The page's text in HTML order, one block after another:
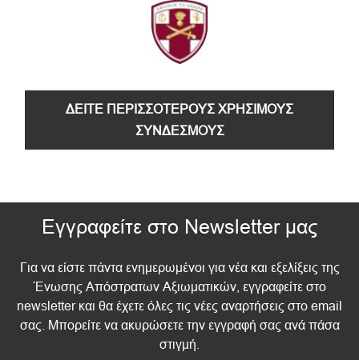
ΔΕΙΤΕ ΠΕΡΙΣΣΟΤΕΡΟΥΣ ΧΡΗΣΙΜΟΥΣ
ΣΥΝΔΕΣΜΟΥΣ
Εγγραφείτε στο Newsletter μας
Για να είστε πάντα ενημερωμένοι για νέα και εξελίξεις της
Ένωσης Απόστρατων Αξιωματικών, εγγραφείτε στο
newsletter και θα έχετε όλες τις νέες αναρτήσεις στο email
σας. Μπορείτε να ακυρώσετε την εγγραφή σας ανά πάσα
στιγμή.